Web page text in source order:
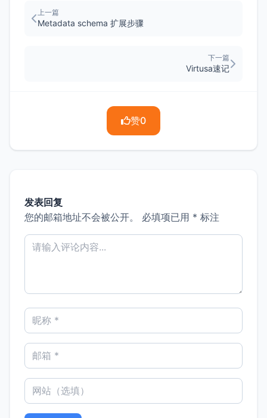
上一篇
Metadata schema 扩展步骤
下一篇
Virtusa速记
赞0
发表回复
您的邮箱地址不会被公开。
必填项已用 * 标注